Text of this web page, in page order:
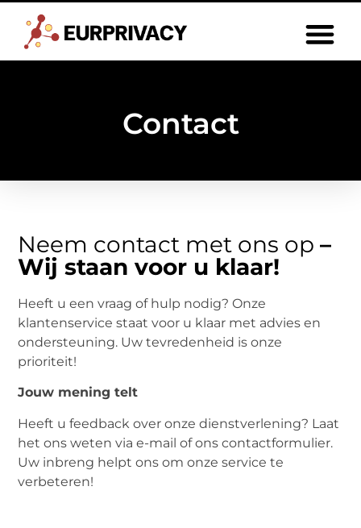
Contact
Neem contact met ons op–
Wij staan voor u klaar!
Heeft u een vraag of hulp nodig? Onze
klantenservice staat voor u klaar met advies en
ondersteuning. Uw tevredenheid is onze
prioriteit!
Jouw mening telt
Heeft u feedback over onze dienstverlening? Laat
het ons weten via e-mail of ons contactformulier.
Uw inbreng helpt ons om onze service te
verbeteren!